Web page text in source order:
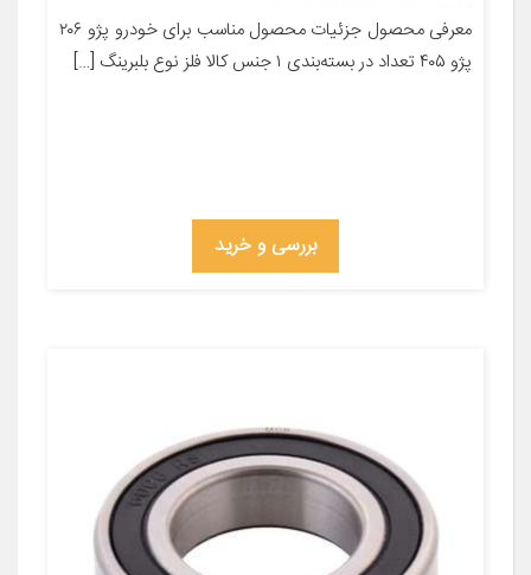
معرفی محصول جزئیات محصول مناسب برای خودرو پژو ۲۰۶
پژو ۴۰۵ تعداد در بسته‌بندی ۱ جنس کالا فلز نوع بلبرینگ […]
بررسی و خرید